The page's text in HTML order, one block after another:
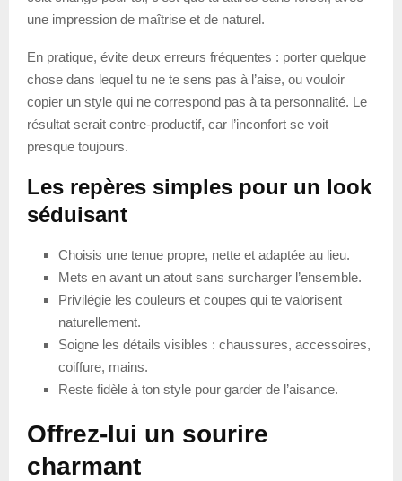
une impression de maîtrise et de naturel.
En pratique, évite deux erreurs fréquentes : porter quelque
chose dans lequel tu ne te sens pas à l’aise, ou vouloir
copier un style qui ne correspond pas à ta personnalité. Le
résultat serait contre-productif, car l’inconfort se voit
presque toujours.
Les repères simples pour un look
séduisant
Choisis une tenue propre, nette et adaptée au lieu.
Mets en avant un atout sans surcharger l’ensemble.
Privilégie les couleurs et coupes qui te valorisent
naturellement.
Soigne les détails visibles : chaussures, accessoires,
coiffure, mains.
Reste fidèle à ton style pour garder de l’aisance.
Offrez-lui un sourire
charmant